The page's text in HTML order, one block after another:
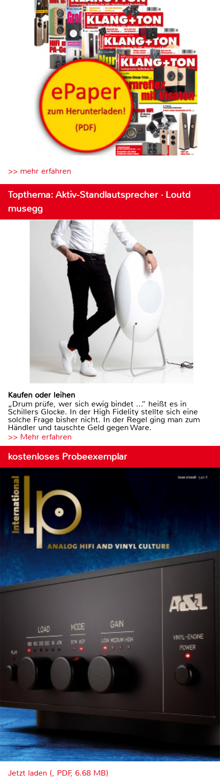
>> mehr erfahren
Topthema: Aktiv-Standlautsprecher · Loutd
musegg
Kaufen oder leihen
„Drum prüfe, wer sich ewig bindet ...“ heißt es in
Schillers Glocke. In der High Fidelity stellte sich eine
solche Frage bisher nicht. In der Regel ging man zum
Händler und tauschte Geld gegen Ware.
>> Mehr erfahren
kostenloses Probeexemplar
Jetzt laden (, PDF, 6.68 MB)